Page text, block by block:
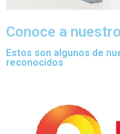
Conoce a
Estos son algunos de
reconocidos